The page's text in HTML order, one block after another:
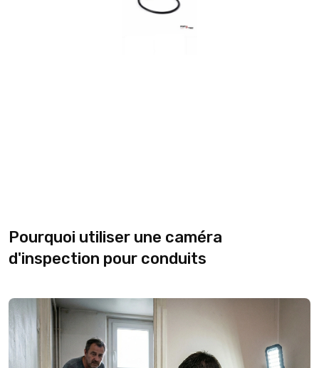
Pourquoi utiliser une caméra
d'inspection pour conduits